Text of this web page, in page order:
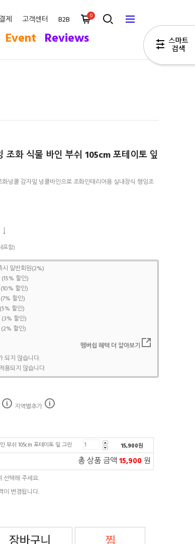
제 고객센터 B2B 0
Event Reviews
조화 식물 바인 부쉬 105cm 포테이토 잎
넝쿨 감자잎 넝쿨바인으로 조화인테리어용 실내장식 행잉조
포함)
일반회원(2%)
할인)
할인)
할인)
할인)
(3% 할인)
(2% 할인)
멤버쉽 혜택 더 알아보기
되지 않습니다.
용되지 않습니다.
지역별추가
부쉬 105cm 포테이토 잎 그린 15,900원
총 상품 금액 15,900원
선택해 주세요.
이 변경됩니다.